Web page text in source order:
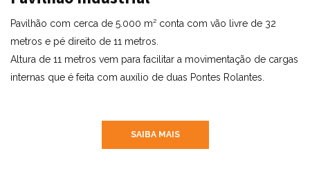
Pavilhão com cerca de 5.000 m² conta com vão livre de 32
metros e pé direito de 11 metros.
Altura de 11 metros vem para facilitar a movimentação de cargas
internas que é feita com auxílio de duas Pontes Rolantes.
SAIBA MAIS